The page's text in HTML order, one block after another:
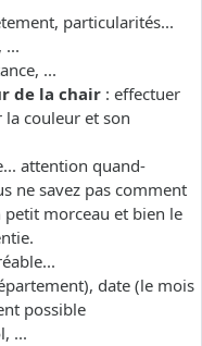
particularités...
...
...
de la chair : effectuer
la couleur et son
attention quand-
ne savez pas comment
morceau et bien le
date (le mois
possible
...